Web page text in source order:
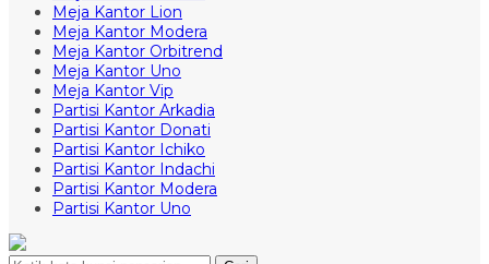
Meja Kantor Lion
Meja Kantor Modera
Meja Kantor Orbitrend
Meja Kantor Uno
Meja Kantor Vip
Partisi Kantor Arkadia
Partisi Kantor Donati
Partisi Kantor Ichiko
Partisi Kantor Indachi
Partisi Kantor Modera
Partisi Kantor Uno